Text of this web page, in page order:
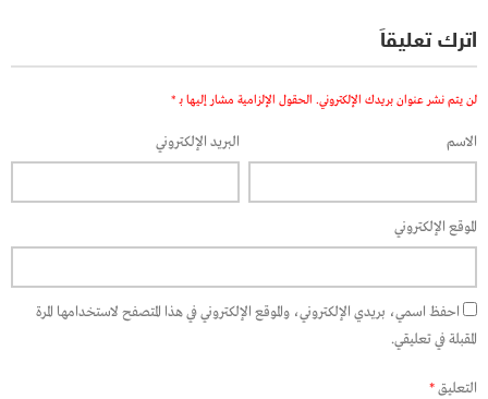
اترك تعليقاً
لن يتم نشر عنوان بريدك الإلكتروني. الحقول الإلزامية مشار إليها بـ *
الاسم البريد الإلكتروني
الموقع الإلكتروني
احفظ اسمي، بريدي الإلكتروني، والموقع الإلكتروني في هذا المتصفح لاستخدامها المرة
المقبلة في تعليقي.
التعليق*